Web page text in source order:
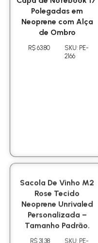
Polegadas em
Neoprene com Alça
de Ombro
R$ 63.80
SKU: PE-
2166
Sacola De Vinho M2
Rose Tecido
Neoprene Unrivaled
Personalizada –
Tamanho Padrão.